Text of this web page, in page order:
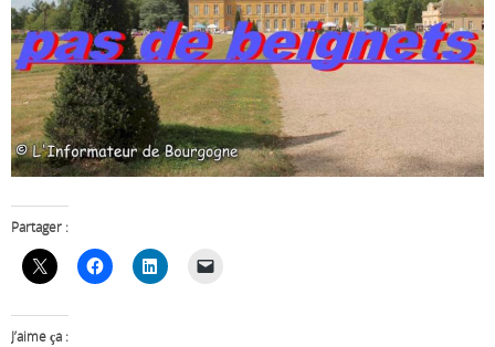
Partager :
J’aime ça :